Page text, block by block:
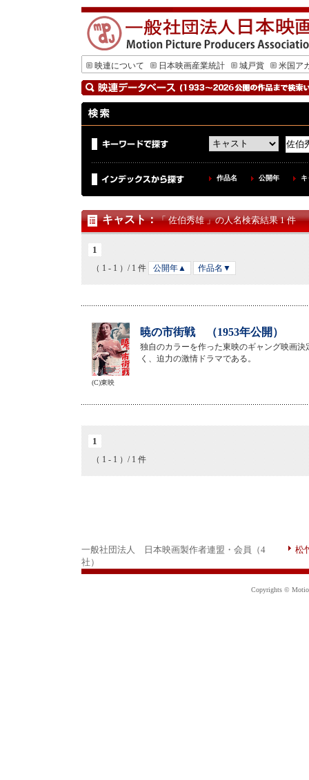
映連について 日本映画産業統計 城戸賞 米国ア
作品名 公開年
キャスト：「 佐伯秀雄 」の人名検索結果 1 件
1
（ 1 - 1 ）/ 1 件 公開年▲ 作品名▼
暁の市街戦 （1953年公開）
独自のカラーを作った東映のギャング映画
く、迫力の激情ドラマである。
(C)東映
1
（ 1 - 1 ）/ 1 件
一般社団法人 日本映画製作者連盟・会員（4
社）
松
Copyrights ©